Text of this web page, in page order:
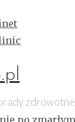
zdrowotne